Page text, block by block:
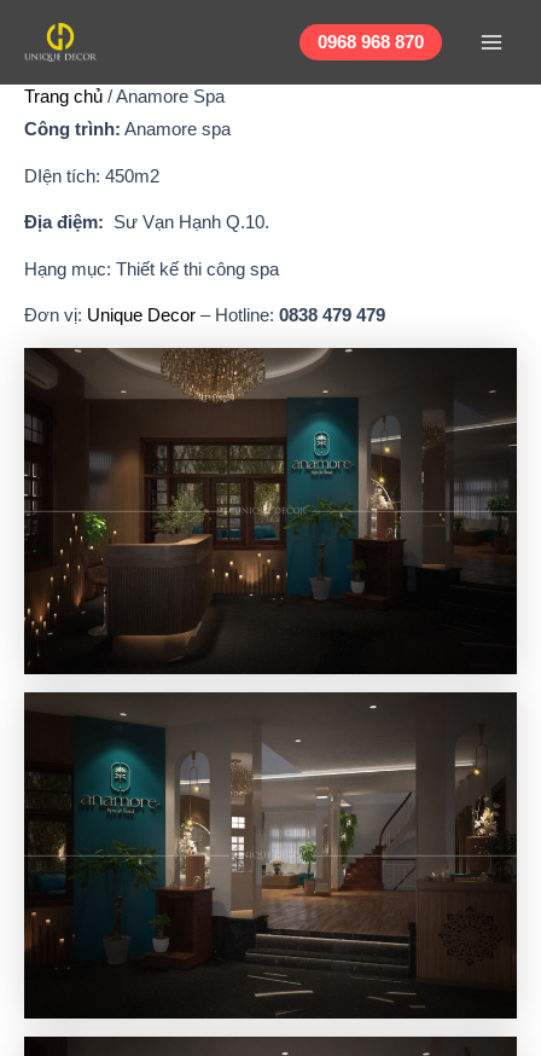
dung
0968 968 870
Trang chủ /Anamore Spa
Công trình: Anamore spa
DIện tích: 450m2
Địa điệm: Sư Vạn Hạnh Q.10.
Hạng mục: Thiết kế thi công spa
Đơn vị: Unique Decor – Hotline: 0838 479 479